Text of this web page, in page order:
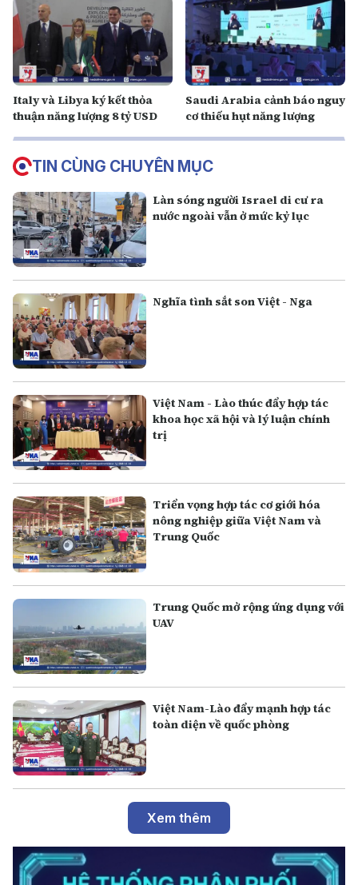
Italy và Libya ký kết thỏa
thuận năng lượng 8 tỷ USD
Saudi Arabia cảnh báo nguy
cơ thiếu hụt năng lượng
TIN CÙNG CHUYÊN MỤC
Làn sóng người Israel di cư ra
nước ngoài vẫn ở mức kỷ lục
Nghĩa tình sắt son Việt - Nga
Việt Nam - Lào thúc đẩy hợp tác
khoa học xã hội và lý luận chính
trị
Triển vọng hợp tác cơ giới hóa
nông nghiệp giữa Việt Nam và
Trung Quốc
Trung Quốc mở rộng ứng dụng với
UAV
Việt Nam-Lào đẩy mạnh hợp tác
toàn diện về quốc phòng
Xem thêm